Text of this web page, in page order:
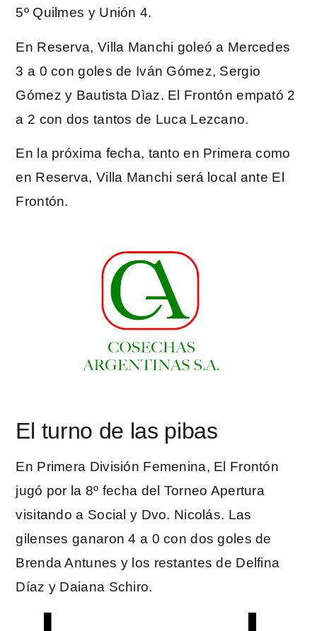
5º Quilmes y Unión 4.
En Reserva, Villa Manchi goleó a Mercedes
3 a 0 con goles de Iván Gómez, Sergio
Gómez y Bautista Dìaz. El Frontón empató 2
a 2 con dos tantos de Luca Lezcano.
En la próxima fecha, tanto en Primera como
en Reserva, Villa Manchi será local ante El
Frontón.
El turno de las pibas
En Primera División Femenina, El Frontón
jugó por la 8º fecha del Torneo Apertura
visitando a Social y Dvo. Nicolás. Las
gilenses ganaron 4 a 0 con dos goles de
Brenda Antunes y los restantes de Delfina
Díaz y Daiana Schiro.